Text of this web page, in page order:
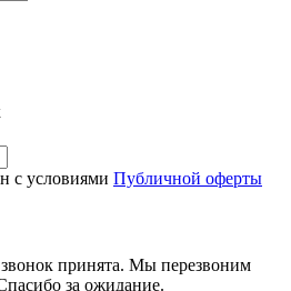
с условиями Публичной оферты
принята. Мы перезвоним
за ожидание.